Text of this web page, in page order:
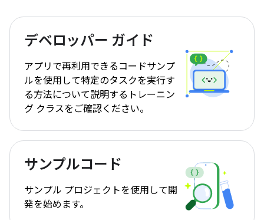
デベロッパー ガイド
アプリで再利用できるコードサンプ
ルを使用して特定のタスクを実行す
る方法について説明するトレーニン
グ クラスをご確認ください。
サンプルコード
サンプル プロジェクトを使用して開
発を始めます。